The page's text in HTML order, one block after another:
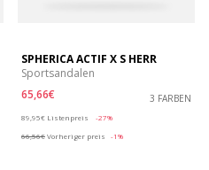
SPHERICA ACTIF X S HERR
Sportsandalen
65,66€
3 FARBEN
89,95€ Listenpreis
-27%
66,56€Vorheriger preis -1%